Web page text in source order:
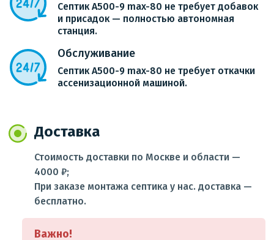
Септик A500-9 max-80 не требует добавок
и присадок — полностью автономная
станция.
Обслуживание
Септик A500-9 max-80 не требует откачки
ассенизационной машиной.
Доставка
Стоимость доставки по Москве и области —
4000 ₽;
При заказе монтажа септика у нас. доставка —
бесплатно.
Важно!